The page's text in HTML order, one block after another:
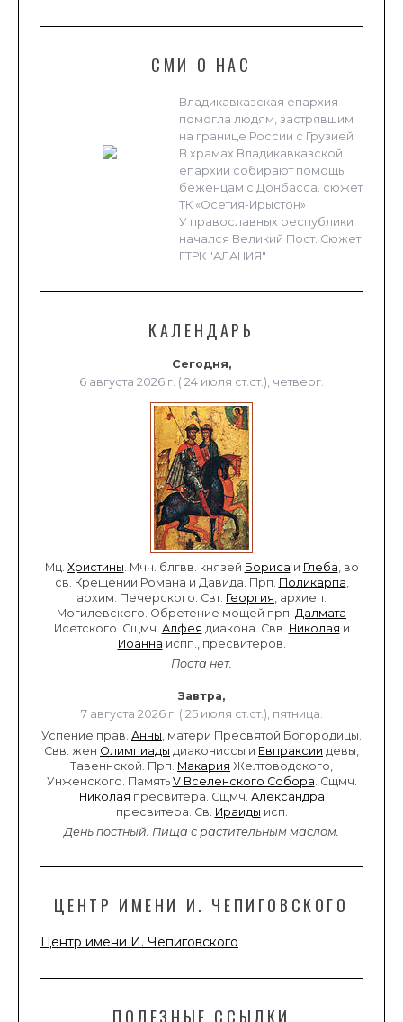
СМИ О НАС
Владикавказская епархия
помогла людям, застрявшим
на границе России с Грузией
В храмах Владикавказской
епархии собирают помощь
беженцам с Донбасса. сюжет
ТК «Осетия-Ирыстон»
У православных республики
начался Великий Пост. Сюжет
ГТРК "АЛАНИЯ"
КАЛЕНДАРЬ
Сегодня,
6 августа 2026 г. ( 24 июля ст.ст.), четверг.
Мц. Христины. Мчч. блгвв. князей Бориса и Глеба, во
св. Крещении Романа и Давида. Прп. Поликарпа,
архим. Печерского. Свт. Георгия, архиеп.
Могилевского. Обретение мощей прп. Далмата
Исетского. Сщмч. Алфея диакона. Свв. Николая и
Иоанна испп., пресвитеров.
Поста нет.
Завтра,
7 августа 2026 г. ( 25 июля ст.ст.), пятница.
Успение прав. Анны, матери Пресвятой Богородицы.
Свв. жен Олимпиады диакониссы и Евпраксии девы,
Тавеннской. Прп. Макария Желтоводского,
Унженского. Память V Вселенского Собора. Сщмч.
Николая пресвитера. Сщмч. Александра
пресвитера. Св. Ираиды исп.
День постный. Пища с растительным маслом.
ЦЕНТР ИМЕНИ И. ЧЕПИГОВСКОГО
Центр имени И. Чепиговского
ПОЛЕЗНЫЕ ССЫЛКИ